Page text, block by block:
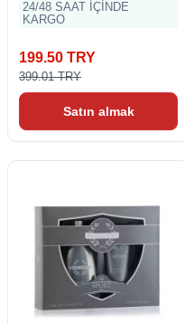
24/48 SAAT İÇİNDE
KARGO
199.50 TRY
399.01 TRY
Satın almak